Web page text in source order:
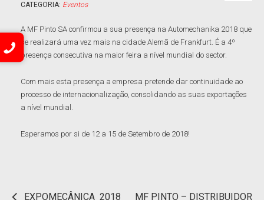
CATEGORIA: Eventos
A MF Pinto SA confirmou a sua presença na Automechanika 2018 que
se realizará uma vez mais na cidade Alemã de Frankfurt. É a 4º
presença consecutiva na maior feira a nível mundial do sector.
Com mais esta presença a empresa pretende dar continuidade ao
processo de internacionalização, consolidando as suas exportações
a nível mundial.
Esperamos por si de 12 a 15 de Setembro de 2018!
EXPOMECÂNICA 2018 MF PINTO – DISTRIBUIDOR